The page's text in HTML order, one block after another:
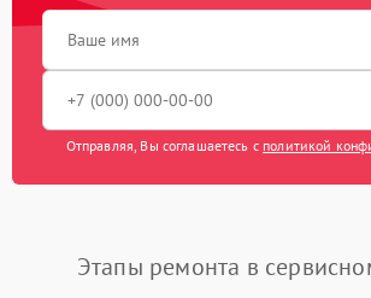
Отправляя, Вы соглашаетесь с политикой
Этапы ремонта в